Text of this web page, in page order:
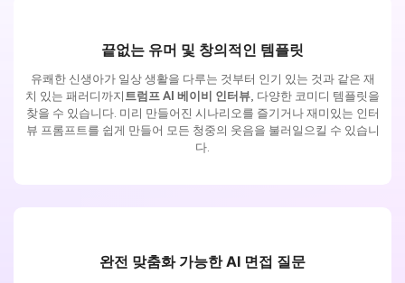
끝없는 유머 및 창의적인 템플릿
유쾌한 신생아가 일상 생활을 다루는 것부터 인기 있는 것과 같은 재
치 있는 패러디까지 트럼프 AI 베이비 인터뷰 , 다양한 코미디 템플릿을
찾을 수 있습니다. 미리 만들어진 시나리오를 즐기거나 재미있는 인터
뷰 프롬프트를 쉽게 만들어 모든 청중의 웃음을 불러일으킬 수 있습니
다.
완전 맞춤화 가능한 AI 면접 질문